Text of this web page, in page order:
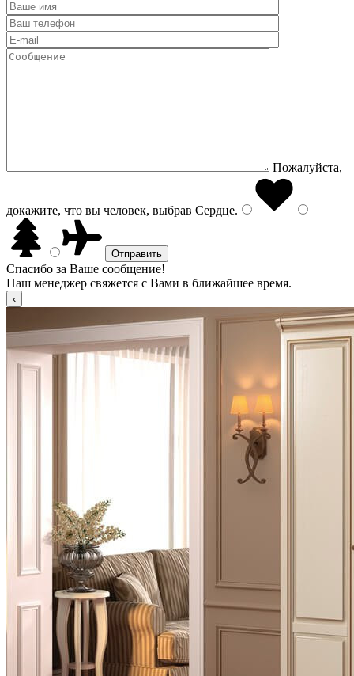
Пожалуйста,
докажите, что вы человек, выбрав Сердце.
Спасибо за Ваше сообщение!
Наш менеджер свяжется с Вами в ближайшее время.